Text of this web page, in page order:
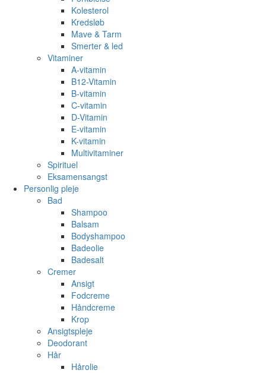
Kolesterol
Kredsløb
Mave & Tarm
Smerter & led
Vitaminer
A-vitamin
B12-Vitamin
B-vitamin
C-vitamin
D-Vitamin
E-vitamin
K-vitamin
Multivitaminer
Spirituel
Eksamensangst
Personlig pleje
Bad
Shampoo
Balsam
Bodyshampoo
Badeolie
Badesalt
Cremer
Ansigt
Fodcreme
Håndcreme
Krop
Ansigtspleje
Deodorant
Hår
Hårolie